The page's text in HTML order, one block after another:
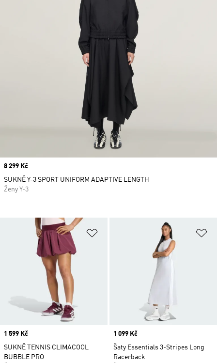
Přidat do seznamu přání
Price
1 599 Kč
SUKNĚ TENNIS CLIMACOOL
BUBBLE PRO
Price
1 099 Kč
Šaty Essentials 3-Stripes Long
Racerback
Price
8 299 Kč
SUKNĚ Y-3 SPORT UNIFORM ADAPTIVE LENGTH
Ženy Y-3